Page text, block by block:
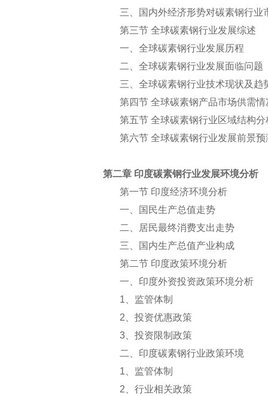
三、国内外经济形势对碳素钢行业
第三节 全球碳素钢行业发展综述
一、全球碳素钢行业发展历程
二、全球碳素钢行业发展面临问题
三、全球碳素钢行业技术现状及趋
第四节 全球碳素钢产品市场供需情
第五节 全球碳素钢行业区域结构分
第六节 全球碳素钢行业发展前景预
第二章 印度碳素钢行业发展环境分析
第一节 印度经济环境分析
一、国民生产总值走势
二、居民最终消费支出走势
三、国内生产总值产业构成
第二节 印度政策环境分析
一、印度外资投资政策环境分析
1 、监管体制
2 、投资优惠政策
3 、投资限制政策
二、印度碳素钢行业政策环境
1 、监管体制
2 、行业相关政策